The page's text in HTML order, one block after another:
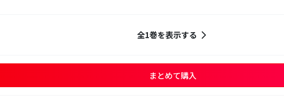
全1巻を表示する
まとめて購入